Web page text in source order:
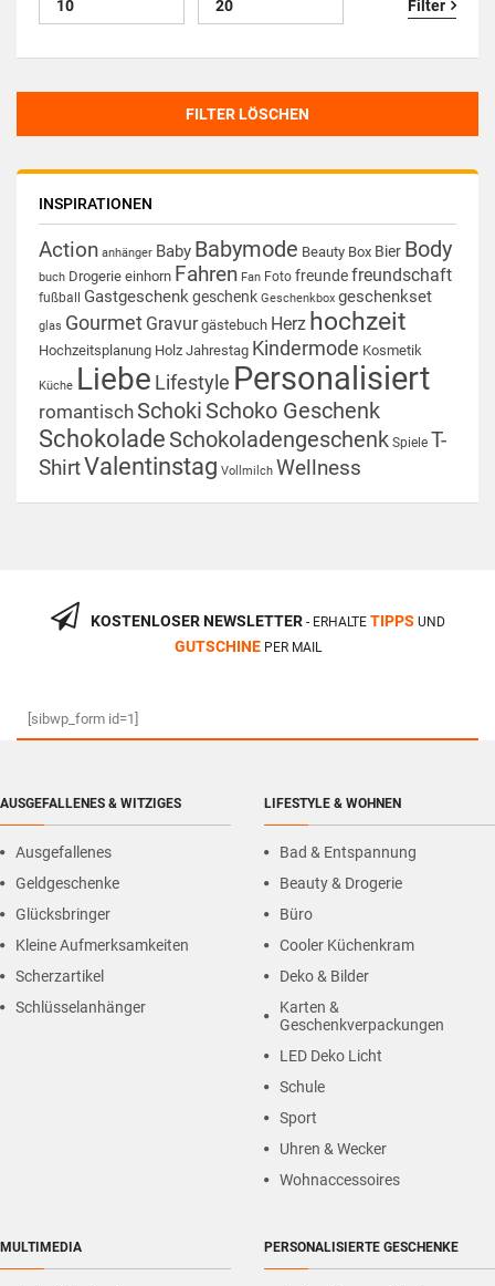
Filter
FILTER LÖSCHEN
INSPIRATIONEN
Action anhänger Baby Babymode Beauty Box Bier Body
buch Drogerie einhorn Fahren Fan Foto freundefreundschaft
fußball Gastgeschenkgeschenk Geschenkbox geschenkset
glas Gourmet Gravur gästebuch Herz hochzeit
Hochzeitsplanung Holz Jahrestag Kindermode Kosmetik
Küche Liebe Lifestyle Personalisiert
romantisch Schoki Schoko Geschenk
Schokolade Schokoladengeschenk Spiele T-
ShirtValentinstag Vollmilch Wellness
KOSTENLOSER NEWSLETTER- ERHALTE TIPPS UND
GUTSCHINEPER MAIL
[sibwp_form id=1]
AUSGEFALLENES & WITZIGES
Ausgefallenes
Geldgeschenke
Glücksbringer
Kleine Aufmerksamkeiten
Scherzartikel
Schlüsselanhänger
LIFESTYLE & WOHNEN
Bad & Entspannung
Beauty & Drogerie
Büro
Cooler Küchenkram
Deko & Bilder
Karten &
Geschenkverpackungen
LED Deko Licht
Schule
Sport
Uhren & Wecker
Wohnaccessoires
MULTIMEDIA PERSONALISIERTE GESCHENKE